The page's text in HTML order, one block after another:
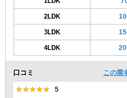
2LDK
3LDK
4LDK
口コミ この業
★★★★★
★★★★★ 5